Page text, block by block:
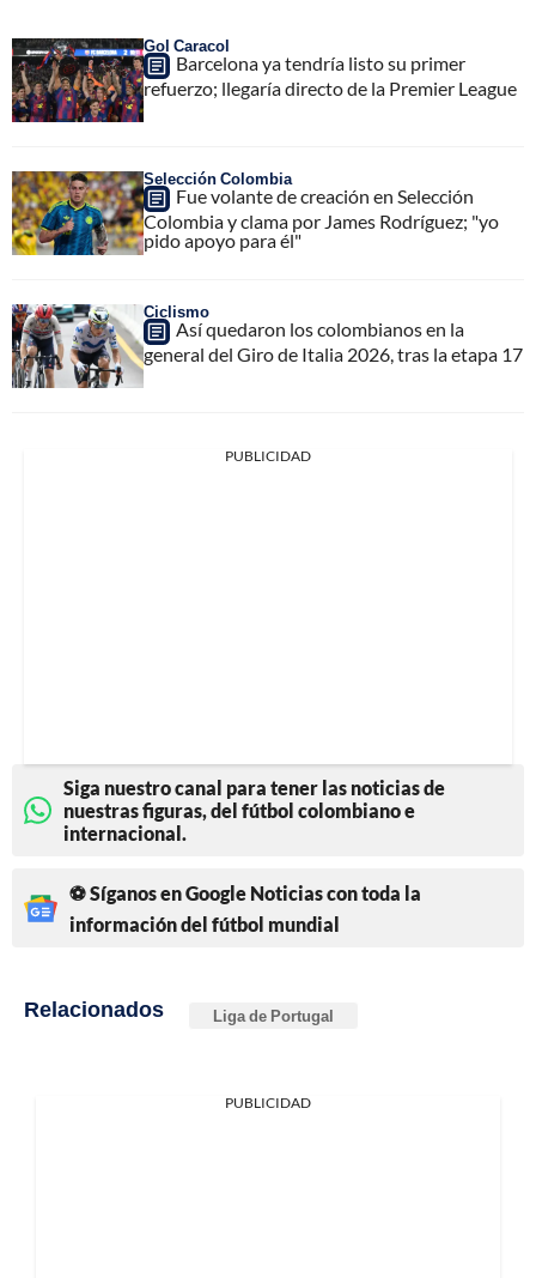
Gol Caracol
Barcelona ya tendría listo su primer
refuerzo; llegaría directo de la Premier League
Selección Colombia
Fue volante de creación en Selección
Colombia y clama por James Rodríguez; "yo
pido apoyo para él"
Ciclismo
Así quedaron los colombianos en la
general del Giro de Italia 2026, tras la etapa 17
PUBLICIDAD
Siga nuestro canal para tener las noticias de
nuestras figuras, del fútbol colombiano e
internacional.
⚽ Síganos en Google Noticias con toda la
información del fútbol mundial
Relacionados Liga de Portugal
PUBLICIDAD